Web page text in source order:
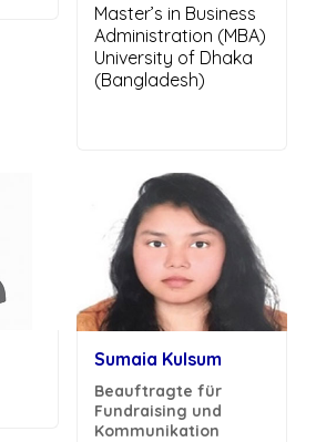
Master’s in Business
Administration (MBA)
University of Dhaka
(Bangladesh)
Sumaia Kulsum
Beauftragte für
Fundraising und
Kommunikation